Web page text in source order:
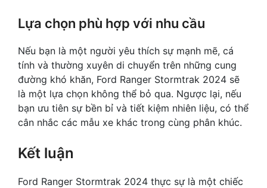
Lựa chọn phù hợp với nhu cầu
Nếu bạn là một người yêu thích sự mạnh mẽ, cá
tính và thường xuyên di chuyển trên những cung
đường khó khăn, Ford Ranger Stormtrak 2024 sẽ
là một lựa chọn không thể bỏ qua. Ngược lại, nếu
bạn ưu tiên sự bền bỉ và tiết kiệm nhiên liệu, có thể
cân nhắc các mẫu xe khác trong cùng phân khúc.
Kết luận
Ford Ranger Stormtrak 2024 thực sự là một chiếc